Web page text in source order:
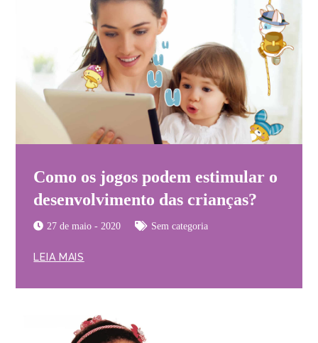
Como os jogos podem estimular o
desenvolvimento das crianças?
27 de maio - 2020 Sem categoria
LEIA MAIS